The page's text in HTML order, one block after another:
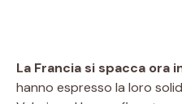
La Francia si spacca ora
hanno espresso la loro